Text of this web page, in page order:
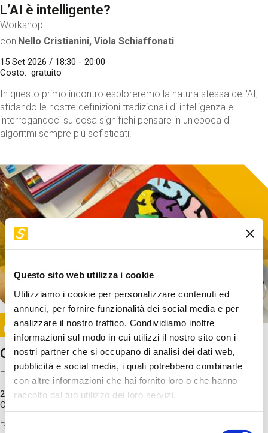
Questo sito web utilizza i cookie
Utilizziamo i cookie per personalizzare contenuti ed
annunci, per fornire funzionalità dei social media e per
analizzare il nostro traffico. Condividiamo inoltre
informazioni sul modo in cui utilizzi il nostro sito con i
nostri partner che si occupano di analisi dei dati web,
pubblicità e social media, i quali potrebbero combinarle
con altre informazioni che hai fornito loro o che hanno
raccolto dal tuo utilizzo dei loro servizi.
Selezione
L’AI è intelligente?
Workshop
con Nello Cristianini, Viola Schiaffonati
15 Set 2026 / 18:30 - 20:00
Costo
gratuito
In questo primo incontro esploreremo la natura stessa dell'AI,
sfidando le nostre definizioni tradizionali di intelligenza e
interrogandoci su cosa significhi pensare in un'epoca di
algoritmi sempre più sofisticati.
Image
SUNDAY@STEP
Come funziona il cervello?
Laboratorio
20 Set 2026 / 11:15 - 13:00
Costo
Proveremo a costruire un cervello in cartoncino cercando di